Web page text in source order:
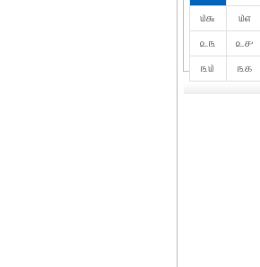
௰௬
௰௭
௨௩
௨௪
௩௰
௩௧